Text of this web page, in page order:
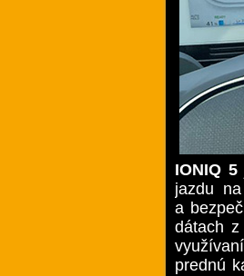
IONIQ 5
jazdu
a
dátach z
prednú